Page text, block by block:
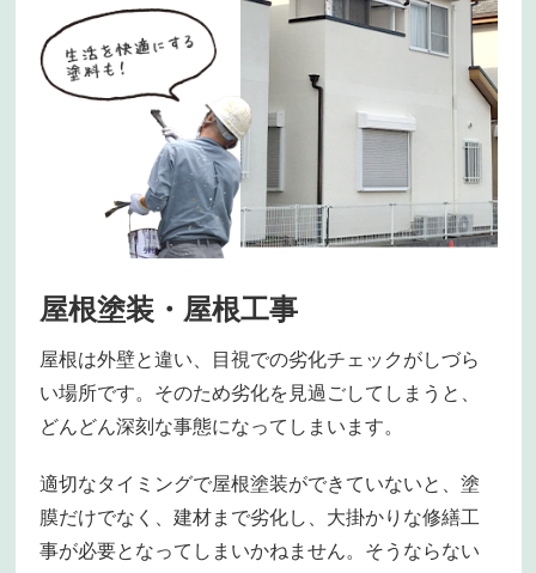
屋根塗装・屋根工事
屋根は外壁と違い、目視での劣化チェックがしづら
い場所です。そのため劣化を見過ごしてしまうと、
どんどん深刻な事態になってしまいます。
適切なタイミングで屋根塗装ができていないと、塗
膜だけでなく、建材まで劣化し、大掛かりな修繕工
事が必要となってしまいかねません。そうならない